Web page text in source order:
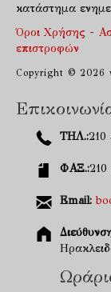
κατάστημα
Όροι Χρήσης -
επιστροφών
Copyright © 2026
ΤΗΛ.:210
ΦΑΞ.:210
Email: